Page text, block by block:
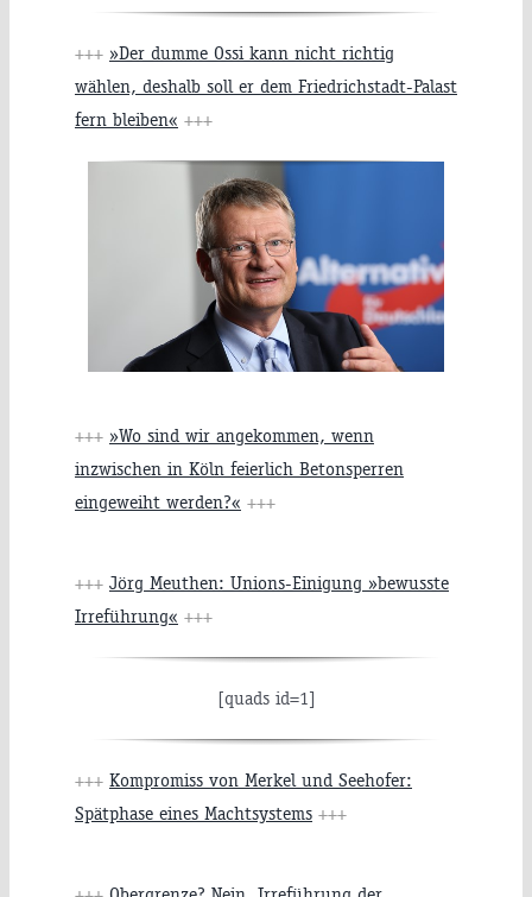
+++ »Der dumme Ossi kann nicht richtig
wählen, deshalb soll er dem Friedrichstadt-Palast
fern bleiben« +++
+++ »Wo sind wir angekommen, wenn
inzwischen in Köln feierlich Betonsperren
eingeweiht werden?« +++
+++ Jörg Meuthen: Unions-Einigung »bewusste
Irreführung« +++
[quads id=1]
+++ Kompromiss von Merkel und Seehofer:
Spätphase eines Machtsystems +++